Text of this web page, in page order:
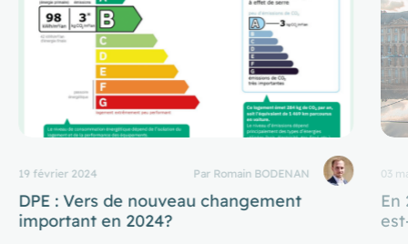
19 février 2024 Par Romain BODENAN
DPE : Vers de nouveau changement
important en 2024?
03
En